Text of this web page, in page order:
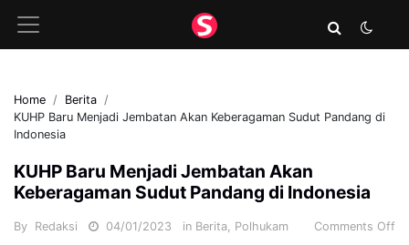
Home
Berita
KUHP Baru Menjadi Jembatan Akan Keberagaman Sudut Pandang di
Indonesia
KUHP Baru Menjadi Jembatan Akan
Keberagaman Sudut Pandang di Indonesia
By Redaksi 04/01/2023 in Berita, Polhukam Comments Off